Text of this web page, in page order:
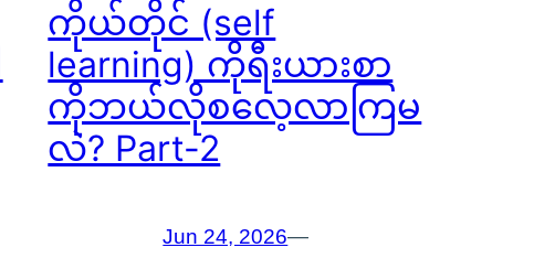
ကိုယ်တိုင် (self
learning) ကိုရီးယားစာ
ကိုဘယ်လိုစလေ့လာကြမ
လဲ? Part-2
Jun 24, 2026—